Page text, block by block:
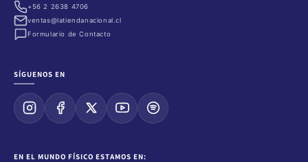
+56 2 2638 4706
ventas@latiendanacional.cl
Formulario de Contacto
SÍGUENOS EN
EN EL MUNDO FÍSICO ESTAMOS EN: